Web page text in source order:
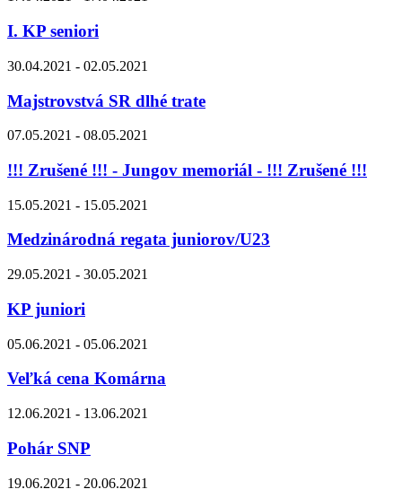
I. KP seniori
30.04.2021 - 02.05.2021
Majstrovstvá SR dlhé trate
07.05.2021 - 08.05.2021
!!! Zrušené !!! - Jungov memoriál - !!! Zrušené !!!
15.05.2021 - 15.05.2021
Medzinárodná regata juniorov/U23
29.05.2021 - 30.05.2021
KP juniori
05.06.2021 - 05.06.2021
Veľká cena Komárna
12.06.2021 - 13.06.2021
Pohár SNP
19.06.2021 - 20.06.2021